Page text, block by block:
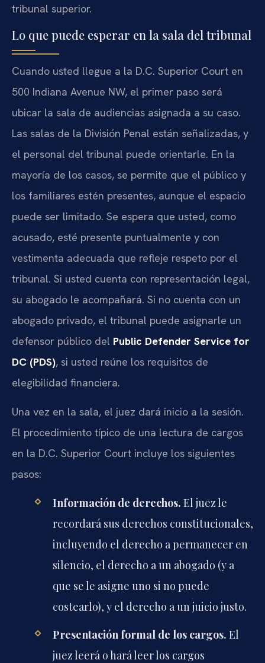
tribunal superior.
Lo que puede esperar en la sala del tribunal
Cuando usted llegue a la D.C. Superior Court en
500 Indiana Avenue NW, el primer paso será
ubicar la sala de audiencias asignada a su caso.
Las salas de la División Penal están señalizadas, y
el personal del tribunal puede orientarle. En la
mayoría de los casos, se permite que el público y
los familiares estén presentes, aunque el espacio
puede ser limitado. Se espera que usted, como
acusado, esté presente puntualmente y con
vestimenta adecuada que refleje respeto por el
tribunal. Si usted cuenta con representación legal,
su abogado le acompañará. Si no cuenta con un
abogado privado, el tribunal puede asignarle un
defensor público del Public Defender Service for
DC (PDS), si usted reúne los requisitos de
elegibilidad financiera.
Una vez en la sala, el juez dará inicio a la sesión.
El procedimiento típico de una lectura de cargos
en la D.C. Superior Court incluye los siguientes
pasos:
Información de derechos. El juez le
recordará sus derechos constitucionales,
incluyendo el derecho a permanecer en
silencio, el derecho a un abogado (y a
que se le asigne uno si no puede
costearlo), y el derecho a un juicio justo.
Presentación formal de los cargos. El
juez leerá o hará leer los cargos